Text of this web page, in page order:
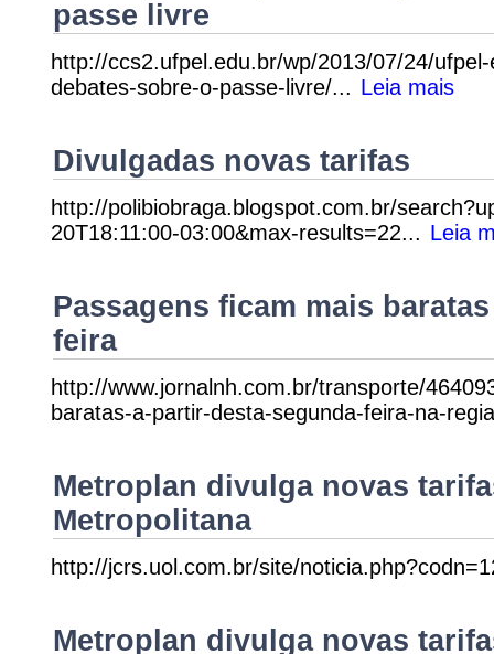
passe livre
http://ccs2.ufpel.edu.br/wp/2013/07/24/
debates-sobre-o-passe-livre/... Leia mais
Divulgadas novas tarifas
http://polibiobraga.blogspot.com.br/
20T18:11:00-03:00&max-results=22... Leia
Passagens ficam mais
feira
http://www.jornalnh.com.br/transporte/
baratas-a-partir-desta-segunda-feira-na-
Metroplan divulga novas
Metropolitana
http://jcrs.uol.com.br/site/
Metroplan divulga novas